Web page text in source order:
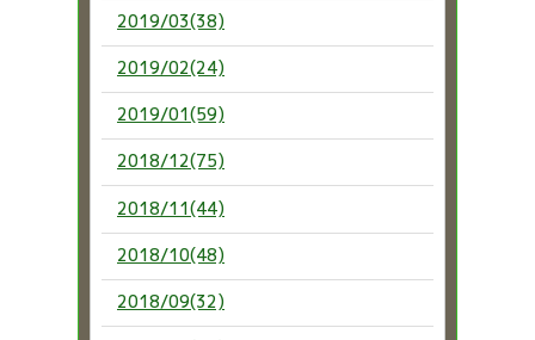
2019/03(38)
2019/02(24)
2019/01(59)
2018/12(75)
2018/11(44)
2018/10(48)
2018/09(32)